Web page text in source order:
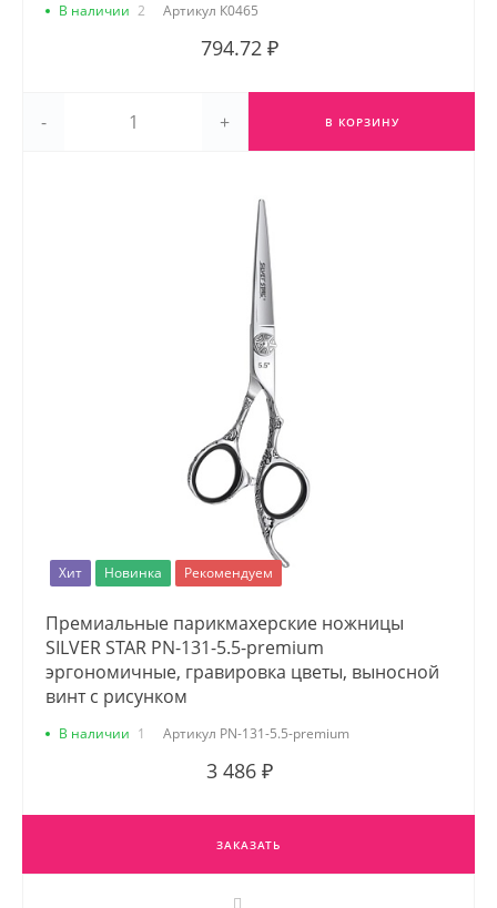
В наличии 2 Артикул К0465
794.72 ₽
- + В КОРЗИНУ
Хит Новинка Рекомендуем
Премиальные парикмахерские ножницы
SILVER STAR PN-131-5.5-premium
эргономичные, гравировка цветы, выносной
винт с рисунком
В наличии 1 Артикул PN-131-5.5-premium
3 486 ₽
ЗАКАЗАТЬ